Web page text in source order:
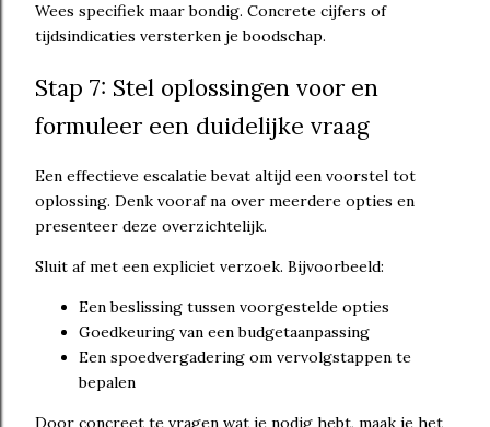
Wees specifiek maar bondig. Concrete cijfers of
tijdsindicaties versterken je boodschap.
Stap 7: Stel oplossingen voor en
formuleer een duidelijke vraag
Een effectieve escalatie bevat altijd een voorstel tot
oplossing. Denk vooraf na over meerdere opties en
presenteer deze overzichtelijk.
Sluit af met een expliciet verzoek. Bijvoorbeeld:
Een beslissing tussen voorgestelde opties
Goedkeuring van een budgetaanpassing
Een spoedvergadering om vervolgstappen te
bepalen
Door concreet te vragen wat je nodig hebt, maak je het